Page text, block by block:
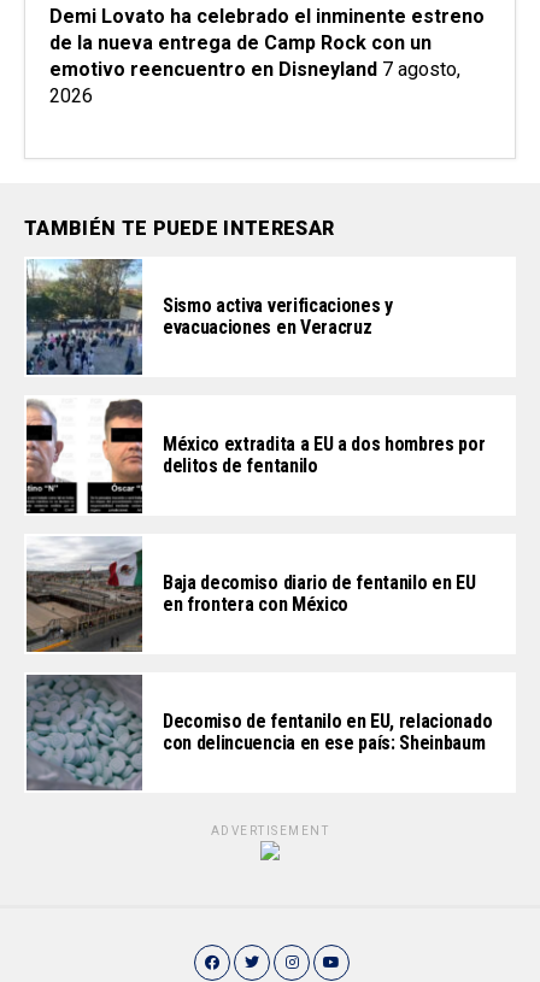
Demi Lovato ha celebrado el inminente estreno
de la nueva entrega de Camp Rock con un
emotivo reencuentro en Disneyland 7 agosto,
2026
TAMBIÉN TE PUEDE INTERESAR
Sismo activa verificaciones y
evacuaciones en Veracruz
México extradita a EU a dos hombres por
delitos de fentanilo
Baja decomiso diario de fentanilo en EU
en frontera con México
Decomiso de fentanilo en EU, relacionado
con delincuencia en ese país: Sheinbaum
ADVERTISEMENT